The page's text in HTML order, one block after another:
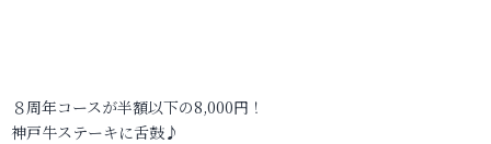
８周年コースが半額以下の8,000円！
神戸牛ステーキに舌鼓♪